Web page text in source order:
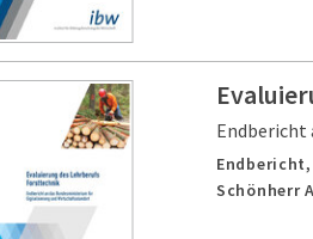
Endbericht
Schönherr